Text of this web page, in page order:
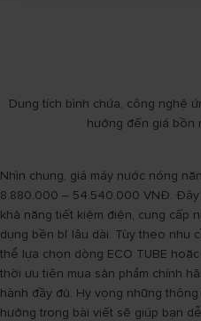
Dung tích bình chứa, công nghệ
hưởng đến giá bồn
Nhìn chung, giá máy nước nóng
8.880.000 – 54.540.000 VNĐ.
khả năng tiết kiệm điện, cung cấp
dụng bền bỉ lâu dài. Tùy theo nhu
thể lựa chọn dòng ECO TUBE hoặc
thời ưu tiên mua sản phẩm chính
hành đầy đủ. Hy vọng những
hưởng trong bài viết sẽ giúp bạn